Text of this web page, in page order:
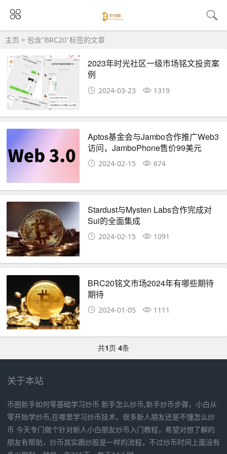
主页 > 包含"BRC20"标签的文章
2023年时光社区一级市场铭文投资案
例
2024-03-23 1319
Aptos基金会与Jambo合作推广Web3
访问，JamboPhone售价99美元
2024-02-15 674
Stardust与Mysten Labs合作完成对
Sui的全面集成
2024-02-15 1091
BRC20铭文市场2024年有哪些期待
期待
2024-01-05 1111
共1页 4条
关于本站
币圈新手如何零基础学习炒币 新手怎么炒币,新手炒币步骤，小白从
零开始学炒币,在哪里学习炒币技术，很多新人朋友还是不懂怎么炒
币 今天专门做个针对新人小白朋友炒币入门教程，希望对想了解的
朋友有帮助，炒币其实跟炒股是一样的流程，不过炒币时间上面没有